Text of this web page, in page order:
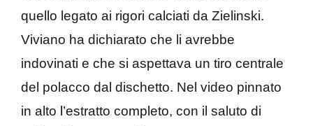
quello legato ai rigori calciati da Zielinski.
Viviano ha dichiarato che li avrebbe
indovinati e che si aspettava un tiro centrale
del polacco dal dischetto. Nel video pinnato
in alto l’estratto completo, con il saluto di